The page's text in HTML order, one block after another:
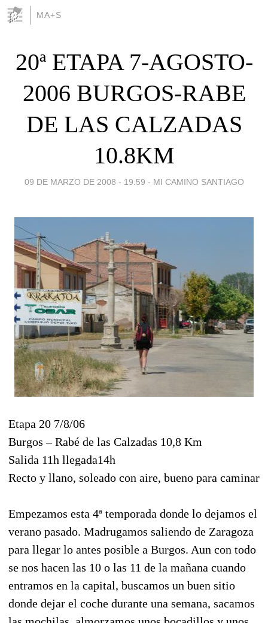
MA+S
20ª ETAPA 7-AGOSTO-
2006 BURGOS-RABE
DE LAS CALZADAS
10.8KM
09 DE MARZO DE 2008 - 19:59 - MI CAMINO SANTIAGO
Etapa 20 7/8/06
Burgos – Rabé de las Calzadas 10,8 Km
Salida 11h llegada14h
Recto y llano, soleado con aire, bueno para caminar
Empezamos esta 4ª temporada donde lo dejamos el
verano pasado. Madrugamos saliendo de Zaragoza
para llegar lo antes posible a Burgos. Aun con todo
se nos hacen las 10 o las 11 de la mañana cuando
entramos en la capital, buscamos un buen sitio
donde dejar el coche durante una semana, sacamos